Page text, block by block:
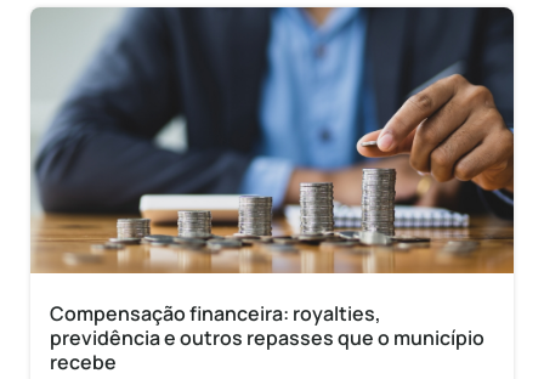
Compensação financeira: royalties,
previdência e outros repasses que o município
recebe